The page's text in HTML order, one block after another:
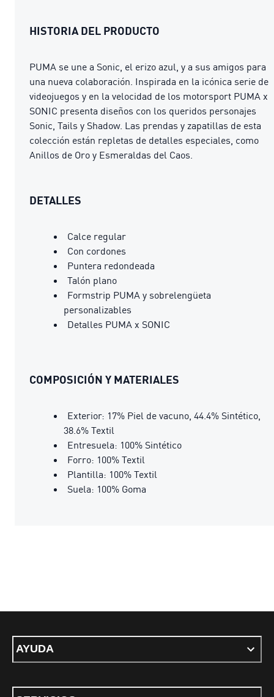
HISTORIA DEL PRODUCTO
PUMA se une a Sonic, el erizo azul, y a sus amigos para
una nueva colaboración. Inspirada en la icónica serie de
videojuegos y en la velocidad de los motorsport PUMA x
SONIC presenta diseños con los queridos personajes
Sonic, Tails y Shadow. Las prendas y zapatillas de esta
colección están repletas de detalles especiales, como
Anillos de Oro y Esmeraldas del Caos.
DETALLES
Calce regular
Con cordones
Puntera redondeada
Talón plano
Formstrip PUMA y sobrelengüeta
personalizables
Detalles PUMA x SONIC
COMPOSICIÓN Y MATERIALES
Exterior: 17% Piel de vacuno, 44.4% Sintético,
38.6% Textil
Entresuela: 100% Sintético
Forro: 100% Textil
Plantilla: 100% Textil
Suela: 100% Goma
AYUDA